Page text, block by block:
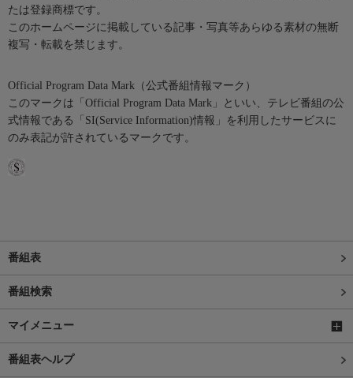
たは登録商標です。
このホームページに掲載している記事・写真等あらゆる素材の無断
複写・転載を禁じます。
Official Program Data Mark（公式番組情報マーク）
このマークは「Official Program Data Mark」といい、テレビ番組の公
式情報である「SI(Service Information)情報」を利用したサービスに
のみ表記が許されているマークです。
番組表
番組検索
マイメニュー
番組表ヘルプ